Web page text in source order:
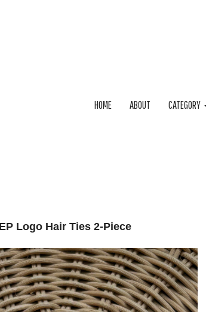
HOME ABOUT CATEGORY
Logo Hair Ties 2-Piece